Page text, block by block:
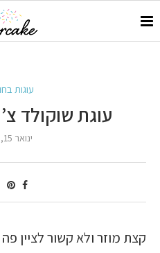
עוגות
עוגת שוקולד
ינואר 15, 2024
קצת מוזר ולא קשור לציין